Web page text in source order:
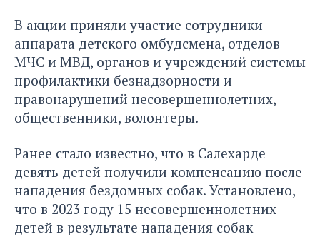
В акции приняли участие сотрудники
аппарата детского омбудсмена, отделов
МЧС и МВД, органов и учреждений системы
профилактики безнадзорности и
правонарушений несовершеннолетних,
общественники, волонтеры.
Ранее стало известно, что в Салехарде
девять детей получили компенсацию после
нападения бездомных собак. Установлено,
что в 2023 году 15 несовершеннолетних
детей в результате нападения собак